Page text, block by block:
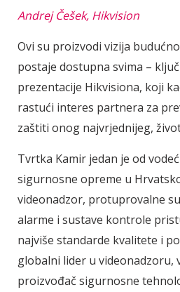
Andrej Češek, Hikvision
Ovi su proizvodi vizija
postaje dostupna svima –
prezentacije Hikvisiona, koji
rastući interes partnera za
zaštiti onog najvrjednijeg,
Tvrtka Kamir jedan je od
sigurnosne opreme u
videonadzor, protuprovalne
alarme i sustave kontrole
najviše standarde kvalitete i
globalni lider u videonadzoru,
proizvođač sigurnosne